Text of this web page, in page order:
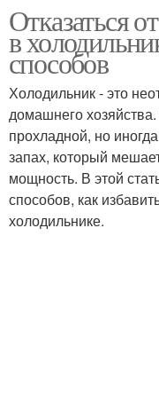
комаров
Средства для
отпугивания
Отказаться
в
способов
Холодильник - это
домашнего
прохладной, но
запах, который
мощность. В этой
способов, как
холодильнике.